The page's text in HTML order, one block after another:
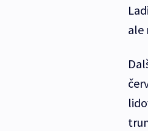
ale